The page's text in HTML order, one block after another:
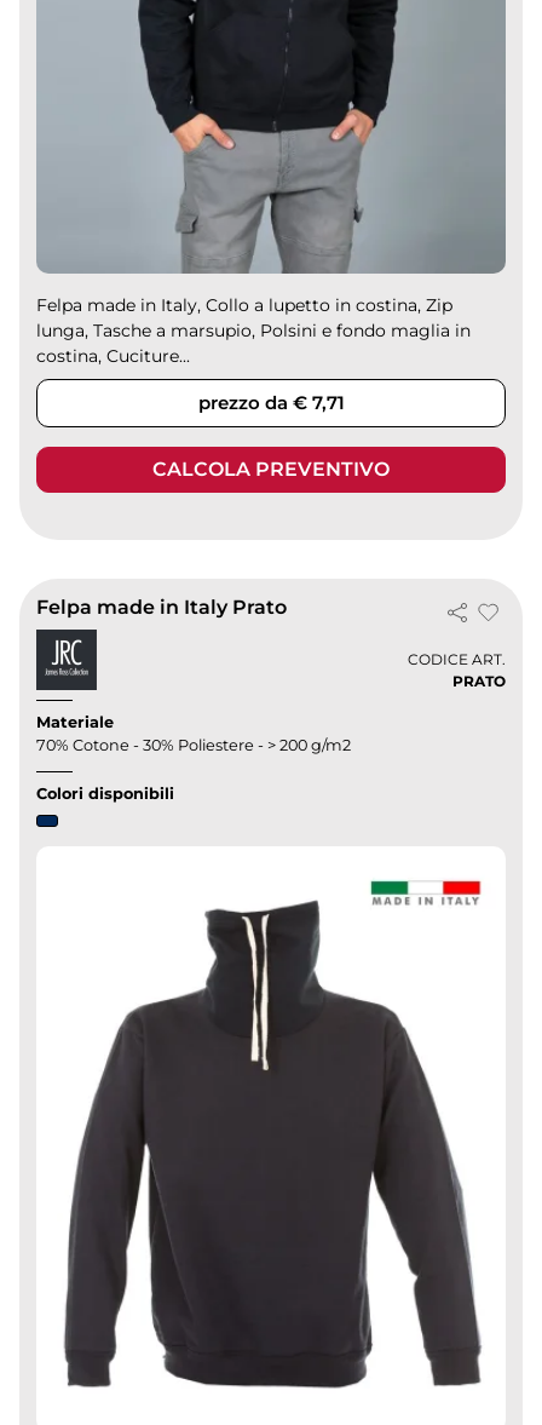
Felpa made in Italy, Collo a lupetto in costina, Zip
lunga, Tasche a marsupio, Polsini e fondo maglia in
costina, Cuciture...
prezzo da € 7,71
CALCOLA PREVENTIVO
Felpa made in Italy Prato
CODICE ART.
PRATO
Materiale
70% Cotone - 30% Poliestere - > 200 g/m2
Colori disponibili